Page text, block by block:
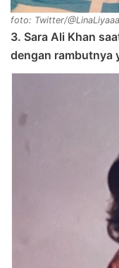
foto: Twitter/@LinaLiyaaa
3. Sara Ali Khan
dengan rambutnya